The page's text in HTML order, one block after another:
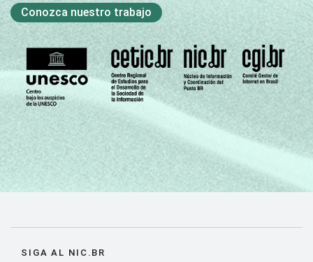
Conozca nuestro trabajo
SIGA AL NIC.BR